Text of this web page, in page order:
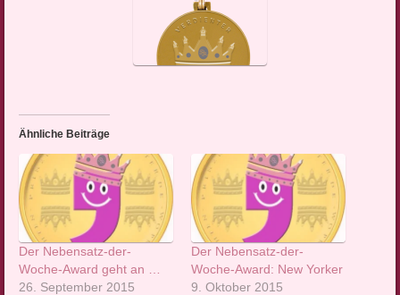
Ähnliche Beiträge
Der Nebensatz-der-
Woche-Award geht an …
26. September 2015
Der Nebensatz-der-
Woche-Award: New Yorker
9. Oktober 2015